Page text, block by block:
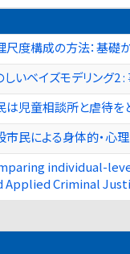
尺度構成の方法：基礎
しいベイズモデリング2
は児童相談所と虐待をど
市民による身体的・心
individual-
Applied Criminal